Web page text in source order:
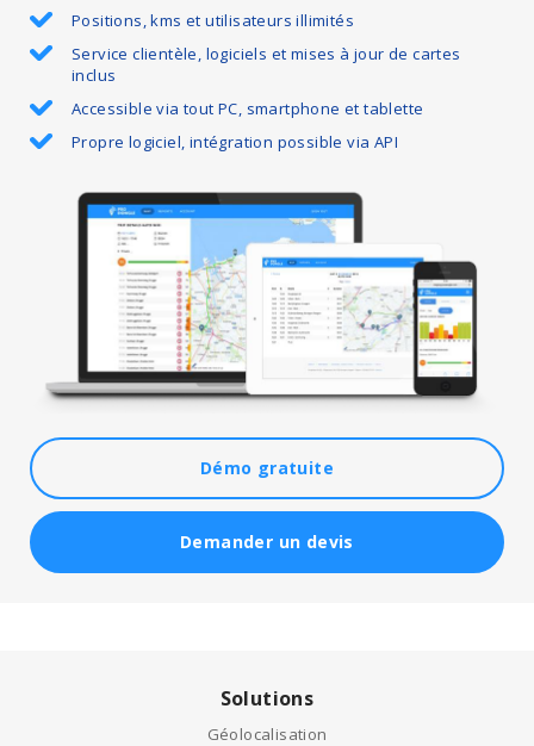
Démo gratuite
Demander un devis
Positions, kms et utilisateurs illimités
Service clientèle, logiciels et mises à jour de cartes
inclus
Accessible via tout PC, smartphone et tablette
Propre logiciel, intégration possible via API
Solutions
Géolocalisation